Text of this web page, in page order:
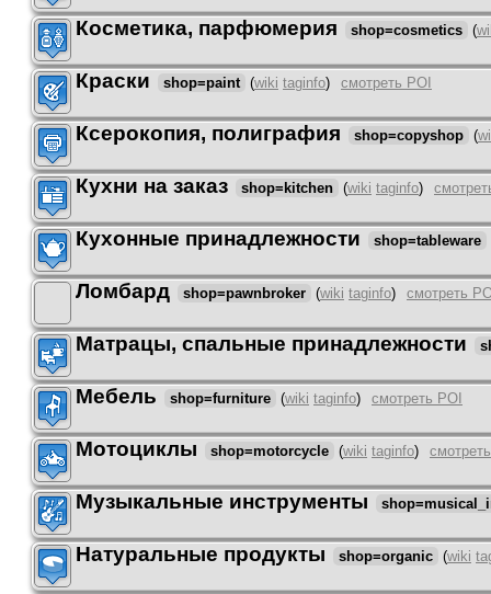
Косметика, парфюмерия shop=cosmetics (
Краски shop=paint (wiki taginfo) смотреть POI
Ксерокопия, полиграфия shop=copyshop (
Кухни на заказ shop=kitchen (wiki taginfo)
Кухонные принадлежности shop=tableware
Ломбард shop=pawnbroker (wiki taginfo) смотреть
Матрацы, спальные принадлежности
Мебель shop=furniture (wiki taginfo) смотреть POI
Мотоциклы shop=motorcycle (wiki taginfo)
Музыкальные инструменты
Натуральные продукты shop=organic (wiki